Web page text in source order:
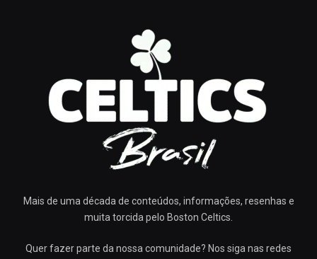
Mais de uma década de conteúdos, informações, resenhas e
muita torcida pelo Boston Celtics.
Quer fazer parte da nossa comunidade? Nos siga nas redes